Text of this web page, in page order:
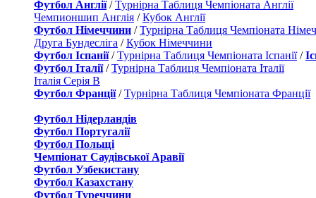
Футбол Англії/Турнірна Таблиця Чемпіоната Англії
Чемпионшип Англія /Кубок Англії
Футбол Німеччини /Турнірна Таблиця Чемпіоната
Друга Бундесліга /Кубок Німеччини
Футбол Іспанії/Турнірна Таблиця Чемпіоната Іспанії/
Футбол Італії/Турнірна Таблиця Чемпіоната Італії
Італія Серія B
Футбол Франції/Турнірна Таблиця Чемпіоната Франції
Футбол Нідерландiв
Футбол Португалії
Футбол Польщі
Чемпіонат Саудівської Аравії
Футбол Узбекистану
Футбол Казахстану
Футбол Туреччини